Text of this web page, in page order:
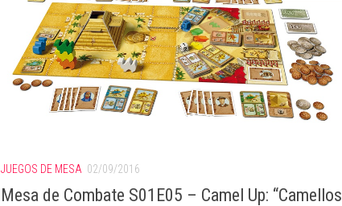
JUEGOS DE MESA 02/09/2016
Mesa de Combate S01E05 – Camel Up: “Camellos